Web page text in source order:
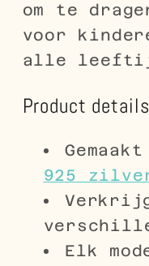
om te
voor
alle
Product details
925
Elk